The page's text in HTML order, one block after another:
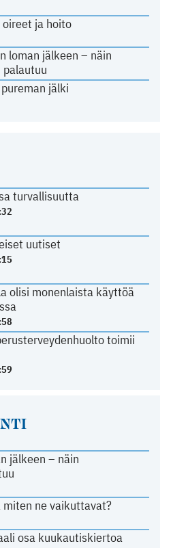
ja hoito
loman jälkeen – näin
jälki
turvallisuutta
uutiset
olisi monenlaista käyttöä
toimii
jälkeen – näin
ne vaikuttavat?
osa kuukautiskiertoa